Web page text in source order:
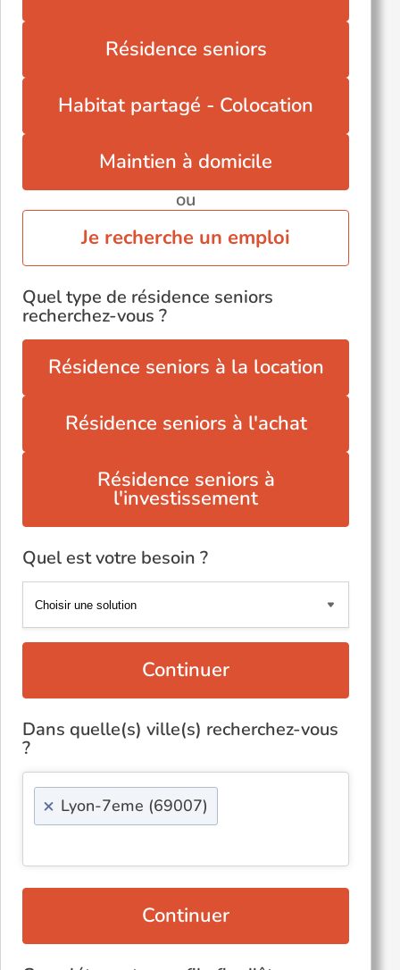
Villefranche-sur-Saône (69400)
Autres villes du département
Résidence seniors
Habitat partagé - Colocation
Maintien à domicile
ou
Je recherche un emploi
Quel type de résidence seniors
recherchez-vous ?
Résidence seniors à la location
Résidence seniors à l'achat
Résidence seniors à
l'investissement
Quel est votre besoin ?
Continuer
Dans quelle(s) ville(s) recherchez-vous
?
× Lyon-7eme (69007)
Continuer